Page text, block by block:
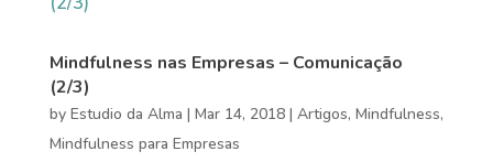
Mindfulness nas Empresas – Comunicação
(2/3)
by Estudio da Alma | Mar 14, 2018| Artigos, Mindfulness,
Mindfulness para Empresas